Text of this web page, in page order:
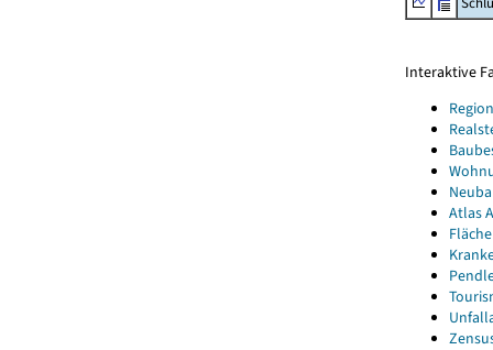
Interaktive
Atlas